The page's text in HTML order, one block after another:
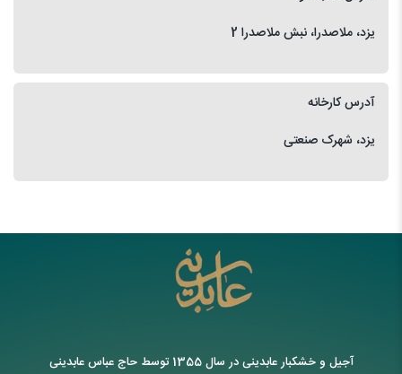
یزد، ملاصدرا، نبش ملاصدرا 2
آدرس کارخانه
یزد، شهرک صنعتی
آجیل و خشکبار عابدینی در سال 1355 توسط حاج عباس عابدینی